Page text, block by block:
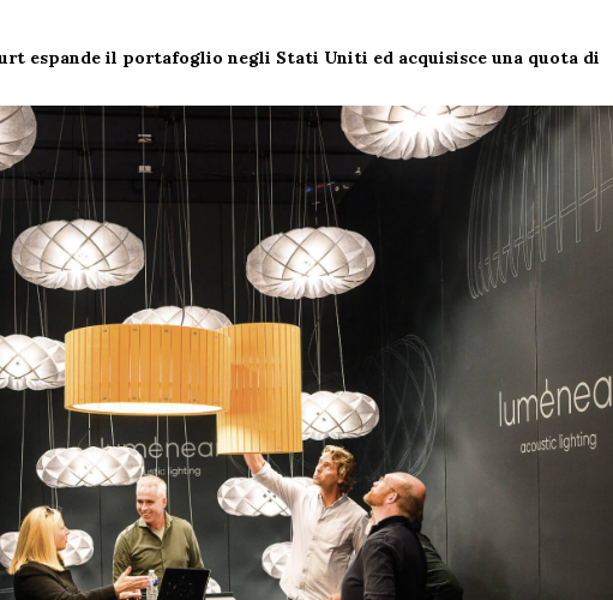
espande il portafoglio negli Stati Uniti ed acquisisce una quota di